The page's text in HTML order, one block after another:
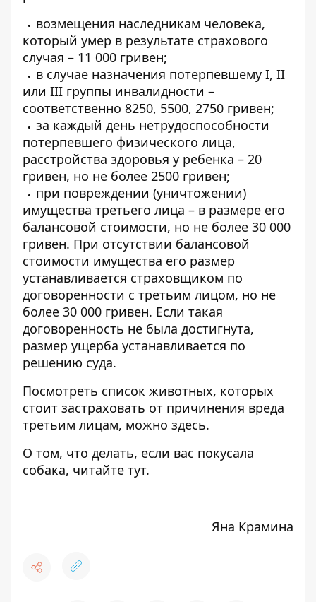
возмещения наследникам человека,
который умер в результате страхового
случая – 11 000 гривен;
в случае назначения потерпевшему I, II
или III группы инвалидности –
соответственно 8250, 5500, 2750 гривен;
за каждый день нетрудоспособности
потерпевшего физического лица,
расстройства здоровья у ребенка – 20
гривен, но не более 2500 гривен;
при повреждении (уничтожении)
имущества третьего лица – в размере его
балансовой стоимости, но не более 30 000
гривен. При отсутствии балансовой
стоимости имущества его размер
устанавливается страховщиком по
договоренности с третьим лицом, но не
более 30 000 гривен. Если такая
договоренность не была достигнута,
размер ущерба устанавливается по
решению суда.
Посмотреть список животных, которых
стоит застраховать от причинения вреда
третьим лицам, можно здесь.
О том, что делать, если вас покусала
собака, читайте тут.
Яна Крамина